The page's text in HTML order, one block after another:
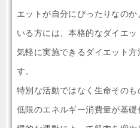
エットが自分にぴったりなの
いる方には、本格的なダイエ
気軽に実施できるダイエット
す。
特別な活動ではなく生命その
低限のエネルギー消費量が基